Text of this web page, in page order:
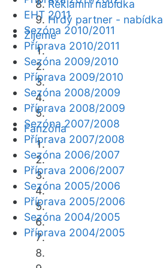
Reklamní nabídka
Hrdý partner - nabídka
Žijeme
Fanzóna
EHT 2011
Sezóna 2010/2011
Příprava 2010/2011
Sezóna 2009/2010
Příprava 2009/2010
Sezóna 2008/2009
Příprava 2008/2009
Sezóna 2007/2008
Příprava 2007/2008
Sezóna 2006/2007
Příprava 2006/2007
Sezóna 2005/2006
Příprava 2005/2006
Sezóna 2004/2005
Příprava 2004/2005